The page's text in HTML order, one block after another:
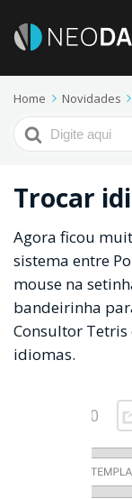
Home Novidades
Procurar
por
Trocar
Agora ficou
sistema entre
mouse na
bandeirinha
Consultor Tetris
idiomas.